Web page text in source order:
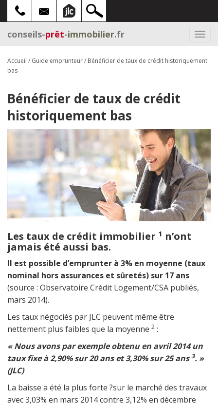
conseils-prêt-immobilier.fr
Accueil / Guide emprunteur/ Bénéficier de taux de crédit historiquement
bas
Bénéficier de taux de crédit
historiquement bas
Les taux de crédit immobilier 1 n’ont
jamais été aussi bas.
Il est possible d’emprunter à 3% en moyenne (taux
nominal hors assurances et sûretés) sur 17 ans
(source : Observatoire Crédit Logement/CSA publiés,
mars 2014).
Les taux négociés par JLC peuvent même être
nettement plus faibles que la moyenne 2 :
« Nous avons par exemple obtenu en avril 2014 un
taux fixe à 2,90% sur 20 ans et 3,30% sur 25 ans3. »
(JLC)
La baisse a été la plus forte ?sur le marché des travaux
avec 3,03% en mars 2014 contre 3,12% en décembre